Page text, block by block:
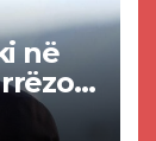
në